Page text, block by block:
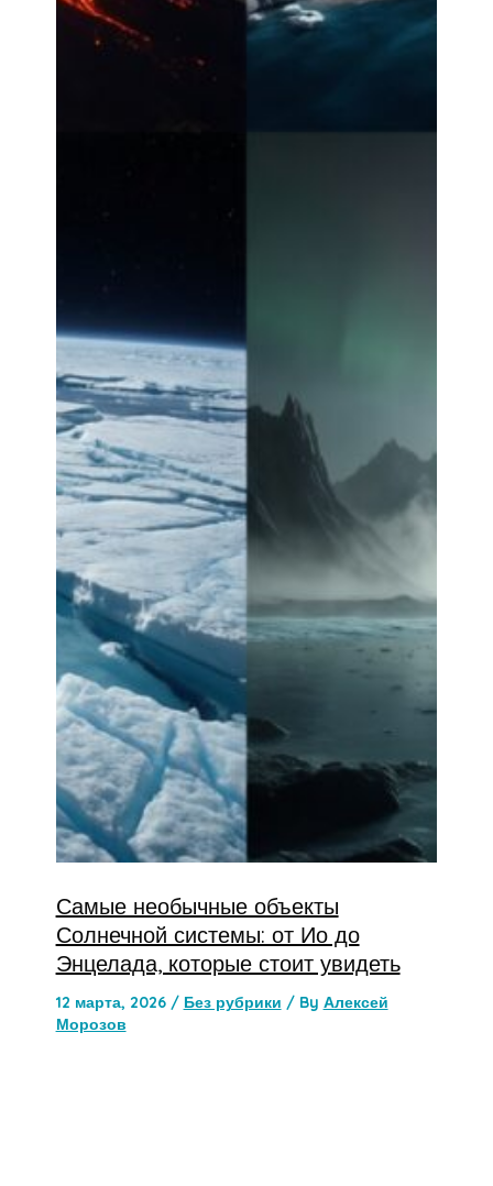
Самые необычные объекты
Солнечной системы: от Ио до
Энцелада, которые стоит увидеть
12 марта, 2026 / Без рубрики / By Алексей
Морозов